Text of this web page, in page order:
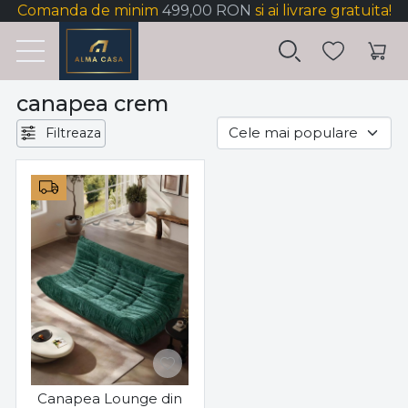
Comanda de minim 499,00 RON si ai livrare gratuita!
canapea crem
Filtreaza
Canapea Lounge din